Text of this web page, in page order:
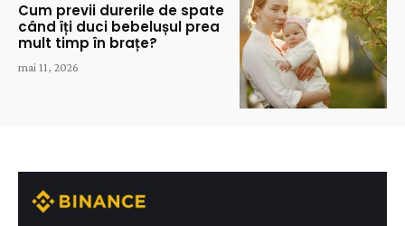
Cum previi durerile de spate
când îți duci bebelușul prea
mult timp în brațe?
mai 11, 2026